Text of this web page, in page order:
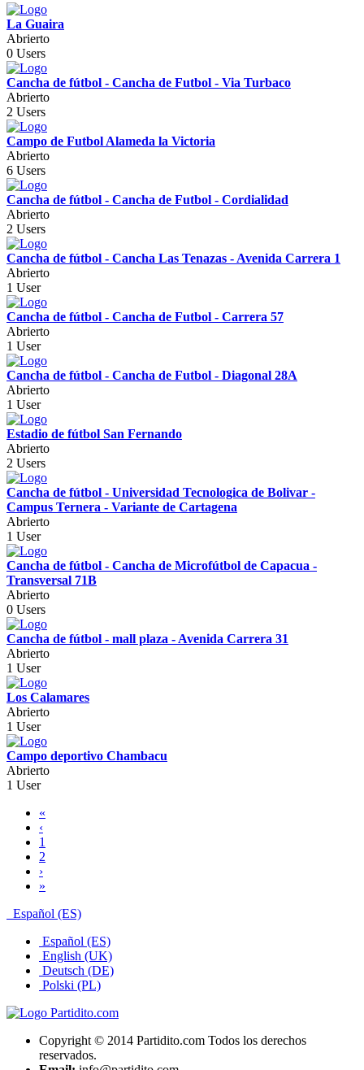
La Guaira
Abrierto
0 Users
Cancha de fútbol - Cancha de Futbol - Via Turbaco
Abrierto
2 Users
Campo de Futbol Alameda la Victoria
Abrierto
6 Users
Cancha de fútbol - Cancha de Futbol - Cordialidad
Abrierto
2 Users
Cancha de fútbol - Cancha Las Tenazas - Avenida Carrera 1
Abrierto
1 User
Cancha de fútbol - Cancha de Futbol - Carrera 57
Abrierto
1 User
Cancha de fútbol - Cancha de Futbol - Diagonal 28A
Abrierto
1 User
Estadio de fútbol San Fernando
Abrierto
2 Users
Cancha de fútbol - Universidad Tecnologica de Bolivar -
Campus Ternera - Variante de Cartagena
Abrierto
1 User
Cancha de fútbol - Cancha de Microfútbol de Capacua -
Transversal 71B
Abrierto
0 Users
Cancha de fútbol - mall plaza - Avenida Carrera 31
Abrierto
1 User
Los Calamares
Abrierto
1 User
Campo deportivo Chambacu
Abrierto
1 User
«
‹
1
2
›
»
Español (ES)
Español (ES)
English (UK)
Deutsch (DE)
Polski (PL)
Copyright © 2014 Partidito.com Todos los derechos
reservados.